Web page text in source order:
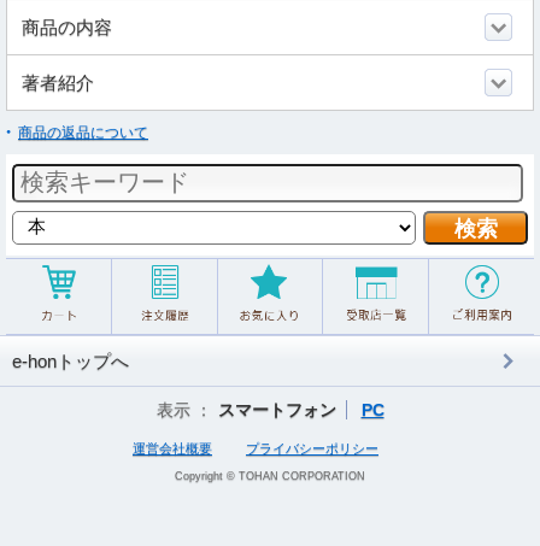
商品の内容
著者紹介
商品の返品について
e-honトップへ
表示 ： スマートフォン PC
運営会社概要 プライバシーポリシー
Copyright © TOHAN CORPORATION